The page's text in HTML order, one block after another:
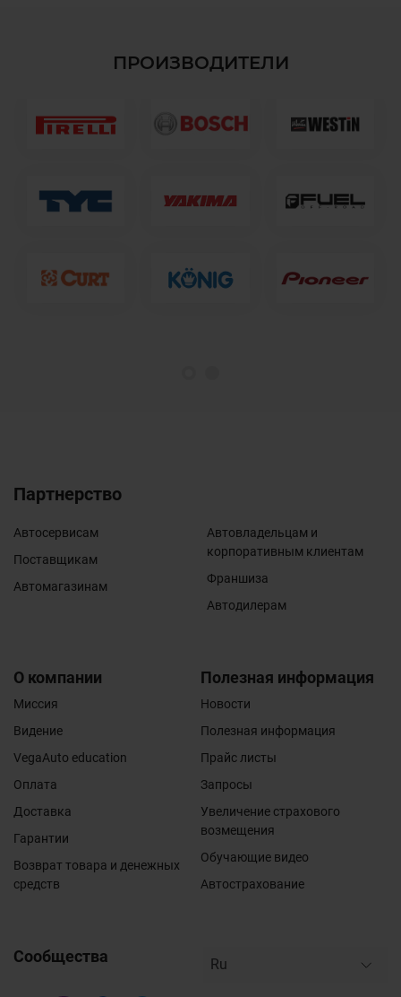
ПРОИЗВОДИТЕЛИ
Партнерство
Автосервисам
Поставщикам
Автомагазинам
Автовладельцам и
корпоративным клиентам
Франшиза
Автодилерам
О компании
Миссия
Видение
VegaAuto education
Оплата
Доставка
Гарантии
Возврат товара и денежных
средств
Полезная информация
Новости
Полезная информация
Прайс листы
Запросы
Увеличение страхового
возмещения
Обучающие видео
Автострахование
Сообщества